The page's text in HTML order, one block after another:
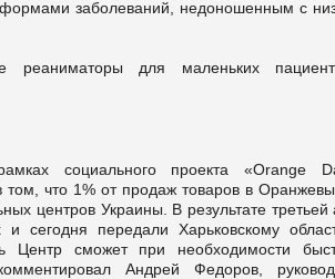
заболеваний, недоношенным с
реаниматоры для маленьких
социального проекта «Orange
том, что 1% от продаж товаров в
центров Украины. В результате третьей
сегодня передали Харьковскому
Центр сможет при необходимости
Андрей Федоров,